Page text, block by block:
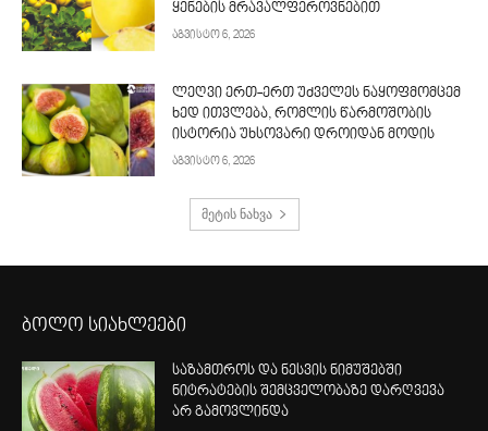
ყენების მრავალფეროვნებით
აგვისტო 6, 2026
ლეღვი ერთ-ერთ უძველეს ნაყოფმომცემ
ხედ ითვლება, რომლის წარმოშობის
ისტორია უხსოვარი დროიდან მოდის
აგვისტო 6, 2026
მეტის ნახვა
ბოლო სიახლეები
საზამთროს და ნესვის ნიმუშებში
ნიტრატების შემცველობაზე დარღვევა
არ გამოვლინდა